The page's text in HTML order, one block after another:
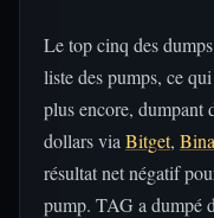
Le top cinq des
liste des pumps, ce
plus encore, dumpant
dollars via Bitget,
résultat net négatif
pump. TAG a dumpé